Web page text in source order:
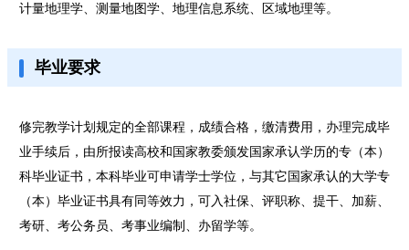
计量地理学、测量地图学、地理信息系统、区域地理等。
毕业要求
修完教学计划规定的全部课程，成绩合格，缴清费用，办理完成毕
业手续后，由所报读高校和国家教委颁发国家承认学历的专（本）
科毕业证书，本科毕业可申请学士学位，与其它国家承认的大学专
（本）毕业证书具有同等效力，可入社保、评职称、提干、加薪、
考研、考公务员、考事业编制、办留学等。